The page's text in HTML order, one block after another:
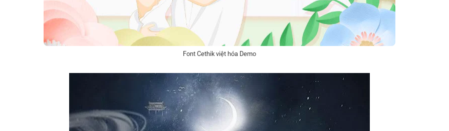
Font Cethik việt hóa Demo